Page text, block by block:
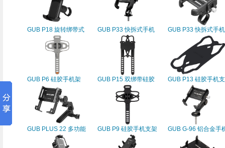
GUB P18 旋转绑带式
GUB P33 快拆式手机
支架（把立款）
GUB P33 快拆式手机
支架（夹环款）
GUB P6 硅胶手机架
GUB P15 双绑带硅胶
GUB P13 硅胶手机支
架(码表款)
GUB PLUS 22 多功能
一体把专用手机支架
GUB P9 硅胶手机支架
GUB G-96 铝合金手